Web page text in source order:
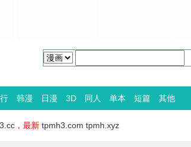
韩漫 日漫 3D 同人 单本 短篇 其他
，最新 tpmh3.com tpmh.xyz